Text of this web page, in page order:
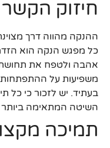
חיזוק
ההנקה מהווה דרך
כל מפגש הנקה הוא
אהבה ולטפח את תחושת
משפיעות על
בעתיד. יש לזכור כי כל
השיטה המתאימה ביותר
תמיכה